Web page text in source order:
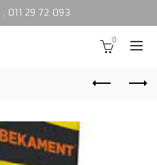
, 011 29 72 093
0